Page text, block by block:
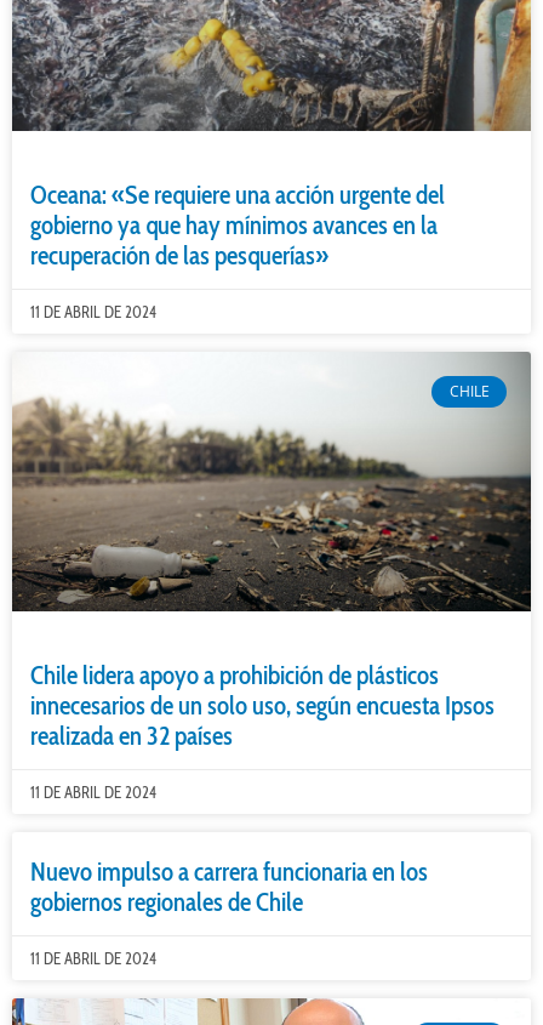
Oceana: «Se requiere una acción urgente del
gobierno ya que hay mínimos avances en la
recuperación de las pesquerías»
11 DE ABRIL DE 2024
CHILE
Chile lidera apoyo a prohibición de plásticos
innecesarios de un solo uso, según encuesta Ipsos
realizada en 32 países
11 DE ABRIL DE 2024
Nuevo impulso a carrera funcionaria en los
gobiernos regionales de Chile
11 DE ABRIL DE 2024